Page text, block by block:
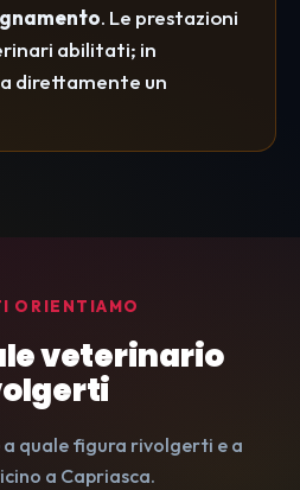
. Le prestazioni
abilitati; in
direttamente un
ORIENTIAMO
veterinario
quale figura rivolgerti e a
a Capriasca.